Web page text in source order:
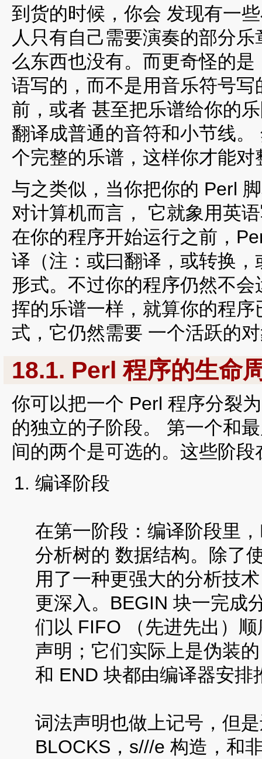
到货的时候，你会 发现有一
人只有自己需要演奏的部分
么东西也没有。而更奇怪的
语写的，而不是用音乐符号
前，或者 甚至把乐谱给你的
翻译成普通的音符和小节线
个完整的乐谱，这样你才能
与之类似，当你把你的 Perl
对计算机而言， 它就象用英
在你的程序开始运行之前，
译（注：或曰翻译，或转换
形式。不过你的程序仍然不
挥的乐谱一样，就算你的程
式，它仍然需要 一个活跃的
18.1. Perl 程序的生命
你可以把一个 Perl 程序分裂
的独立的子阶段。 第一个和
间的两个是可选的。这些阶
编译阶段
在第一阶段：编译阶段里
分析树的 数据结构。除了
用了一种更强大的分析技
更深入。BEGIN 块一完成
们以 FIFO （先进先出）
声明；它们实际上是伪装
和 END 块都由编译器安排
词法声明也做上记号，但
BLOCKS，s///e 构造，和